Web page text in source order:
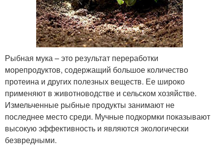
Рыбная мука – это результат переработки
морепродуктов, содержащий большое количество
протеина и других полезных веществ. Ее широко
применяют в животноводстве и сельском хозяйстве.
Измельченные рыбные продукты занимают не
последнее место среди. Мучные подкормки показывают
высокую эффективность и являются экологически
безвредными.